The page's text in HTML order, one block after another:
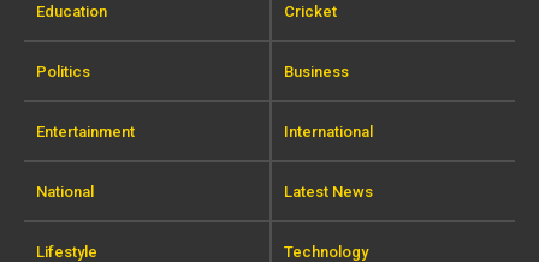
Education Cricket
Politics Business
Entertainment International
National Latest News
Lifestyle Technology